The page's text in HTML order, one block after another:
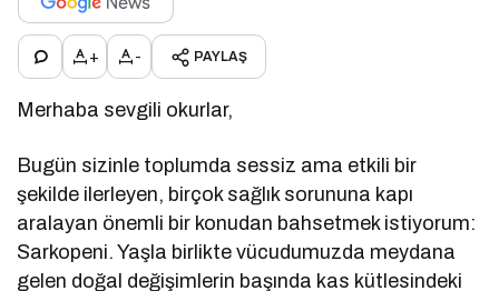
+ - PAYLAŞ
Merhaba sevgili okurlar,
Bugün sizinle toplumda sessiz ama etkili bir
şekilde ilerleyen, birçok sağlık sorununa kapı
aralayan önemli bir konudan bahsetmek istiyorum:
Sarkopeni. Yaşla birlikte vücudumuzda meydana
gelen doğal değişimlerin başında kas kütlesindeki